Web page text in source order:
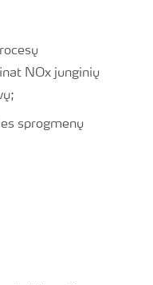
NOx junginių
sprogmenų